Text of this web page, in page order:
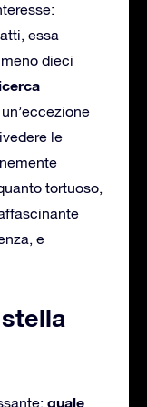
essa
dieci
le
tortuoso,
e
quale